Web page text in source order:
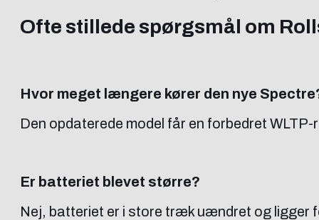
Ofte stillede spørgsmål om
Hvor meget længere kører den nye
Den opdaterede model får en forbedret
Er batteriet blevet større?
Nej, batteriet er i store træk uændret og ligger